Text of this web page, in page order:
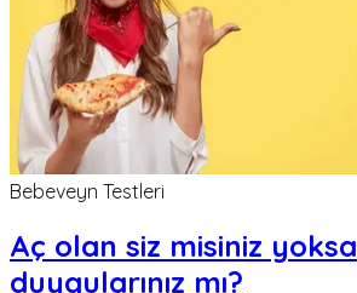
Bebeveyn Testleri
Aç olan siz misiniz yoksa
duygularınız mı?